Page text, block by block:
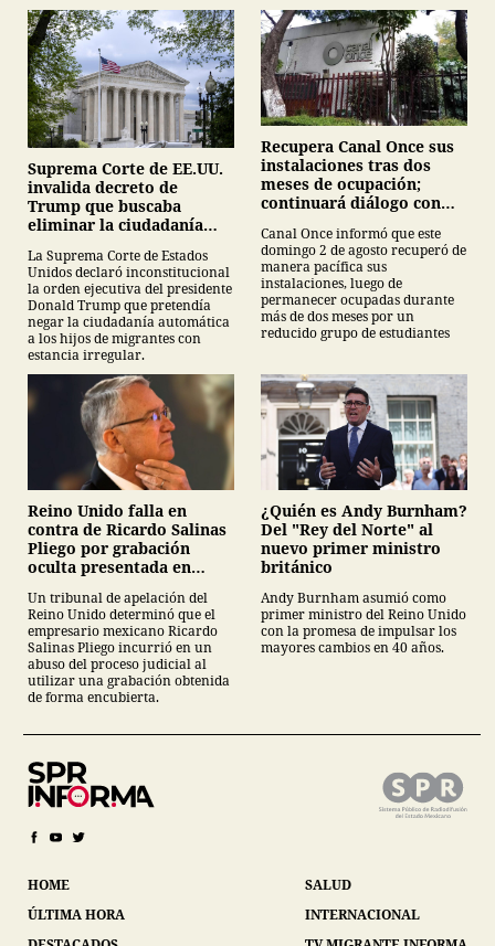
Suprema Corte de EE.UU.
invalida decreto de
Trump que buscaba
eliminar la ciudadanía
La Suprema Corte de Estados
Unidos declaró inconstitucional
la orden ejecutiva del presidente
Donald Trump que pretendía
negar la ciudadanía automática
a los hijos de migrantes con
estancia irregular.
Recupera Canal Once sus
instalaciones tras dos
meses de ocupación;
continuará diálogo con
Canal Once informó que este
domingo 2 de agosto recuperó de
manera pacífica sus
instalaciones, luego de
permanecer ocupadas durante
más de dos meses por un
reducido grupo de estudiantes
Reino Unido falla en
contra de Ricardo Salinas
Pliego por grabación
oculta presentada en
Un tribunal de apelación del
Reino Unido determinó que el
empresario mexicano Ricardo
Salinas Pliego incurrió en un
abuso del proceso judicial al
utilizar una grabación obtenida
de forma encubierta.
¿Quién es Andy Burnham?
Del "Rey del Norte" al
nuevo primer ministro
británico
Andy Burnham asumió como
primer ministro del Reino Unido
con la promesa de impulsar los
mayores cambios en 40 años.
HOME
ÚLTIMA HORA
SALUD
INTERNACIONAL